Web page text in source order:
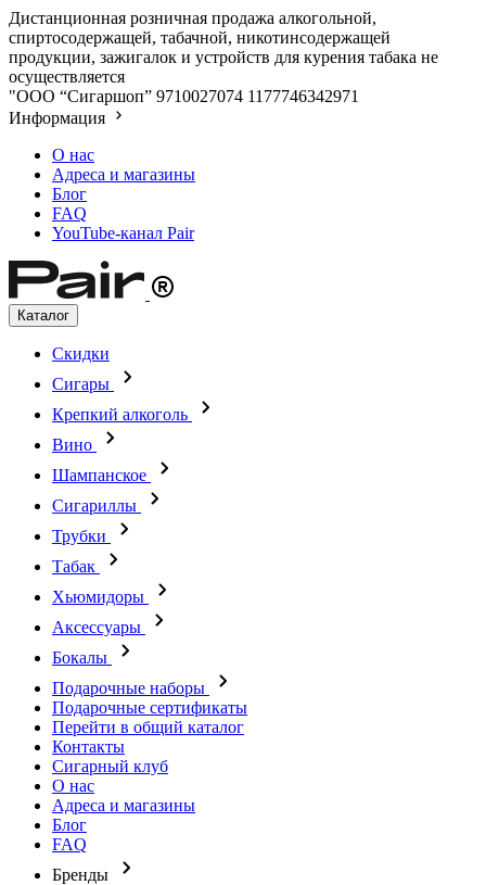
Дистанционная розничная продажа алкогольной,
спиртосодержащей, табачной, никотинсодержащей
продукции, зажигалок и устройств для курения табака не
осуществляется
"ООО “Сигаршоп” 9710027074 1177746342971
Информация
О нас
Адреса и магазины
Блог
FAQ
YouTube-канал Pair
Каталог
Скидки
Сигары
Крепкий алкоголь
Вино
Шампанское
Сигариллы
Трубки
Табак
Хьюмидоры
Аксессуары
Бокалы
Подарочные наборы
Подарочные сертификаты
Перейти в общий каталог
Контакты
Сигарный клуб
О нас
Адреса и магазины
Блог
FAQ
Бренды